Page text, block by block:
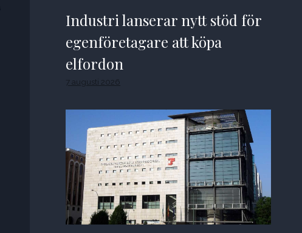
Industri lanserar nytt stöd för
egenföretagare att köpa
elfordon
7 augusti 2026